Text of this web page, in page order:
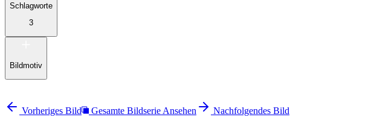
Schlagworte
3
Bildmotiv
Vorheriges Bild Gesamte Bildserie Ansehen Nachfolgendes Bild